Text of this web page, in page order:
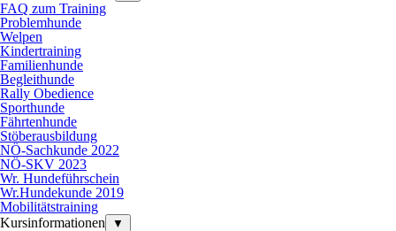
FAQ zum Training
Problemhunde
Welpen
Kindertraining
Familienhunde
Begleithunde
Rally Obedience
Sporthunde
Fährtenhunde
Stöberausbildung
NÖ-Sachkunde 2022
NÖ-SKV 2023
Wr. Hundeführschein
Wr.Hundekunde 2019
Mobilitätstraining
Kursinformationen
▼